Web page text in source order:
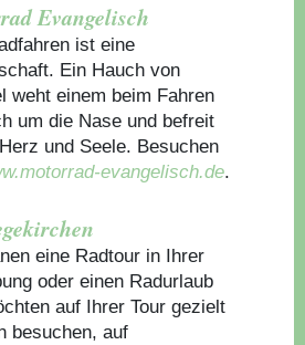
Evangelisch
ist eine
Ein Hauch von
weht einem beim Fahren
um die Nase und befreit
und Seele. Besuchen
evangelisch.de.
eine Radtour in Ihrer
oder einen Radurlaub
auf Ihrer Tour gezielt
besuchen, auf